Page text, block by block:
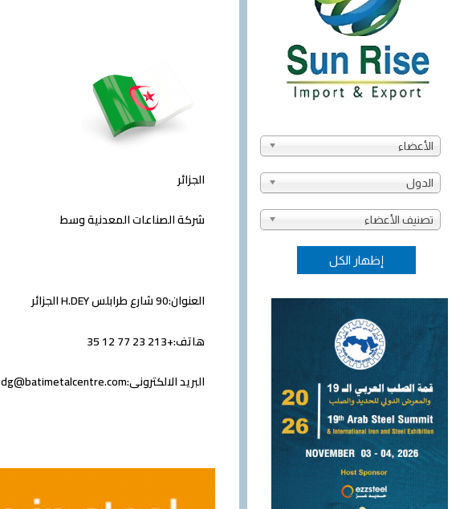
الأعضاء
الدول
تصنيف الأعضاء
الجزائر
شركة الصناعات المعدنية وسط
العنوان:90 شارع طرابلس H.DEY الجزائر
هاتف:+213 23 77 12 35
البريد الالكترونى:dg@batimetalcentre.com